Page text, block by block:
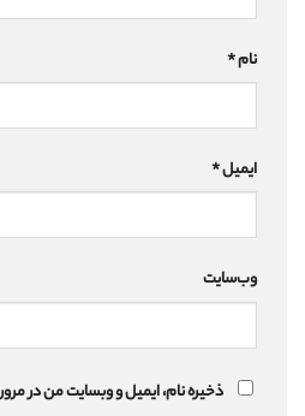
نام*
ایمیل*
وب‌سایت
ذخیره نام، ایمیل و وبسایت من در